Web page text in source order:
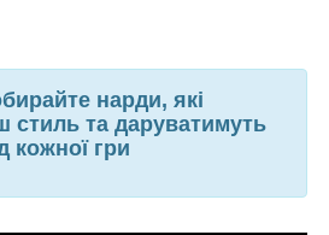
нарди, які
стиль та даруватимуть
кожної гри